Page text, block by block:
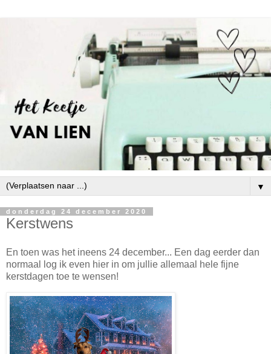
▼
donderdag 24 december 2020
Kerstwens
En toen was het ineens 24 december... Een dag eerder dan
normaal log ik even hier in om jullie allemaal hele fijne
kerstdagen toe te wensen!